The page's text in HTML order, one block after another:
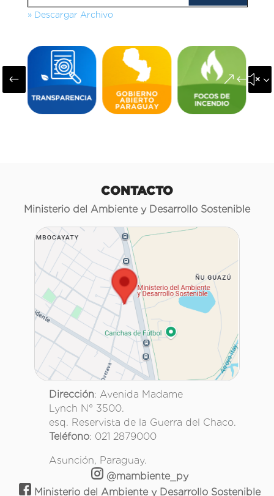
» Descargar Archivo
#
CONTACTO
Ministerio del Ambiente y Desarrollo Sostenible
Dirección: Avenida Madame
Lynch N° 3500.
esq. Reservista de la Guerra del Chaco.
Teléfono: 021 2879000
Asunción, Paraguay.
@mambiente_py
Ministerio del Ambiente y Desarrollo Sostenible